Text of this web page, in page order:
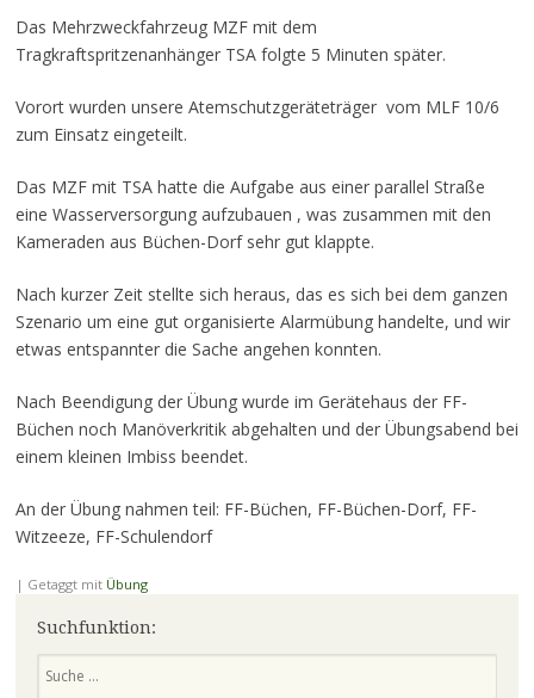
Das Mehrzweckfahrzeug MZF mit dem
Tragkraftspritzenanhänger TSA folgte 5 Minuten später.
Vorort wurden unsere Atemschutzgeräteträger vom MLF 10/6
zum Einsatz eingeteilt.
Das MZF mit TSA hatte die Aufgabe aus einer parallel Straße
eine Wasserversorgung aufzubauen , was zusammen mit den
Kameraden aus Büchen-Dorf sehr gut klappte.
Nach kurzer Zeit stellte sich heraus, das es sich bei dem ganzen
Szenario um eine gut organisierte Alarmübung handelte, und wir
etwas entspannter die Sache angehen konnten.
Nach Beendigung der Übung wurde im Gerätehaus der FF-
Büchen noch Manöverkritik abgehalten und der Übungsabend bei
einem kleinen Imbiss beendet.
An der Übung nahmen teil: FF-Büchen, FF-Büchen-Dorf, FF-
Witzeeze, FF-Schulendorf
| Getaggt mit Übung
Suchfunktion: